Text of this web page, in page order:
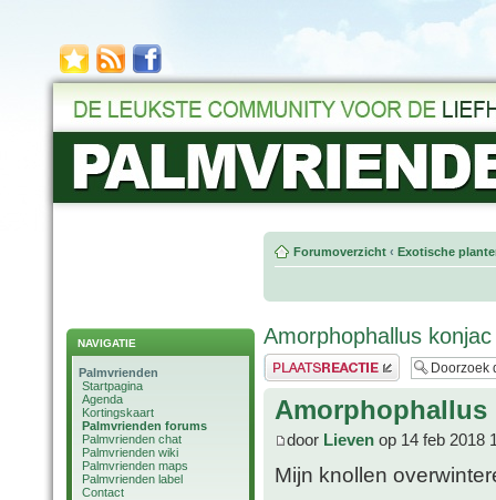
NAVIGATIE
Palmvrienden
Startpagina
Agenda
Kortingskaart
Palmvrienden forums
Palmvrienden chat
Palmvrienden wiki
Palmvrienden maps
Palmvrienden label
Contact
Forumoverzicht ‹ Exotische
Amorphophallus konjac
Plaats een reactie
Amorphophallus
door Lieven op 14 feb 2018
Mijn knollen